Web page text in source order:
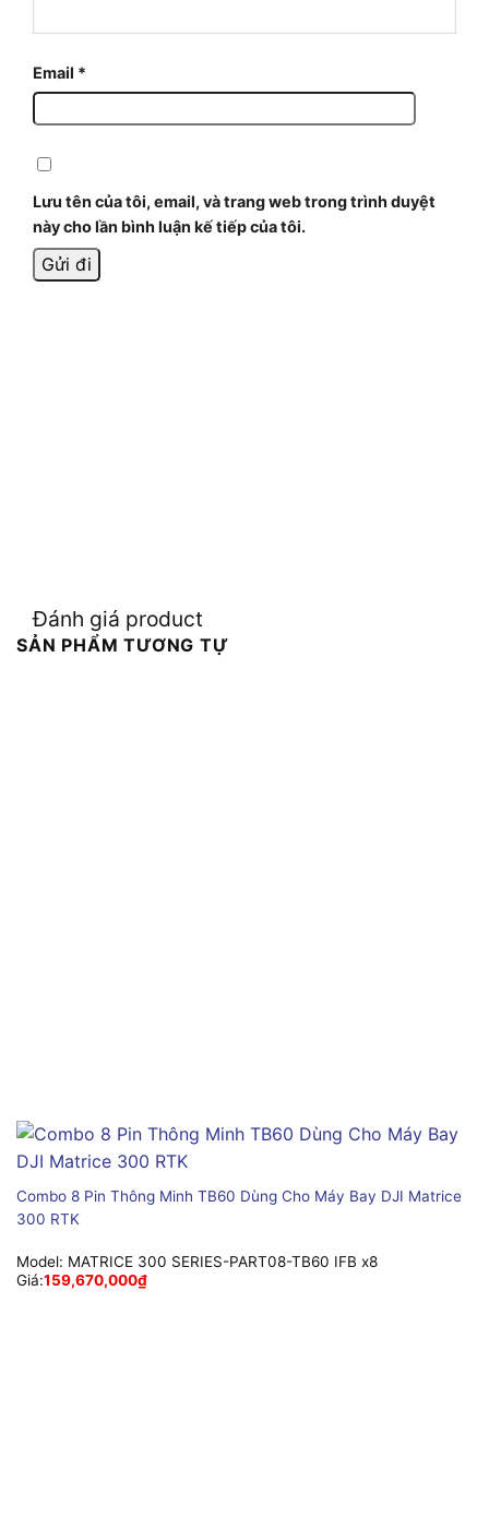
Email *
Lưu tên của tôi, email, và trang web trong trình duyệt
này cho lần bình luận kế tiếp của tôi.
Đánh giá product
SẢN PHẨM TƯƠNG TỰ
Combo 8 Pin Thông Minh TB60 Dùng Cho Máy Bay DJI Matrice
300 RTK
Model: MATRICE 300 SERIES-PART08-TB60 IFB x8
Giá:159,670,000₫